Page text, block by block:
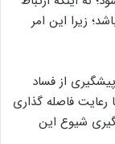
زیرا این امر
از فساد
رعایت فاصله گذاری
شیوع این